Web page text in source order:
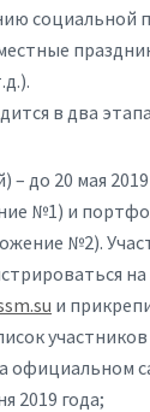
социальной
в два
– до 20 мая
№1) и
№2).
на
и
официальном
2019 года;